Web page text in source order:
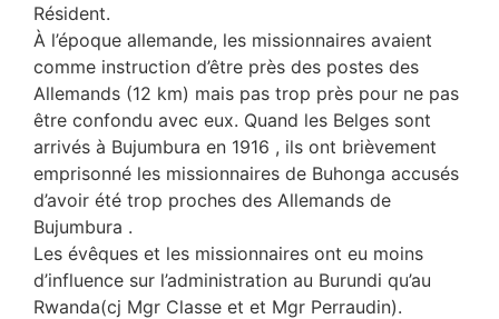
Résident.
À l’époque allemande, les missionnaires avaient
comme instruction d’être près des postes des
Allemands (12 km) mais pas trop près pour ne pas
être confondu avec eux. Quand les Belges sont
arrivés à Bujumbura en 1916 , ils ont brièvement
emprisonné les missionnaires de Buhonga accusés
d’avoir été trop proches des Allemands de
Bujumbura .
Les évêques et les missionnaires ont eu moins
d’influence sur l’administration au Burundi qu’au
Rwanda(cj Mgr Classe et et Mgr Perraudin).